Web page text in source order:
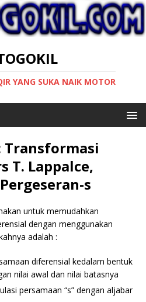
YANG SUKA NAIK MOTOR
Transformasi
T. Lappalce,
s
untuk memudahkan
dengan menggunakan
adalah :
diferensial kedalam bentuk
nilai awal dan nilai batasnya
persamaan “s” dengan aljabar